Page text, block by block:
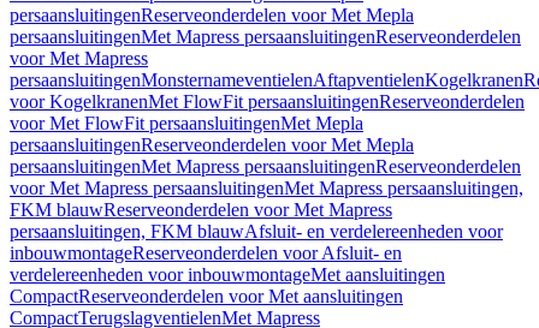
persaansluitingenReserveonderdelen voor Met Mepla
persaansluitingenMet Mapress persaansluitingenReserveonderdelen
voor Met Mapress
persaansluitingenMonsternameventielenAftapventielenKogelkranen
voor KogelkranenMet FlowFit persaansluitingenReserveonderdelen
voor Met FlowFit persaansluitingenMet Mepla
persaansluitingenReserveonderdelen voor Met Mepla
persaansluitingenMet Mapress persaansluitingenReserveonderdelen
voor Met Mapress persaansluitingenMet Mapress persaansluitingen,
FKM blauwReserveonderdelen voor Met Mapress
persaansluitingen, FKM blauwAfsluit- en verdelereenheden voor
inbouwmontageReserveonderdelen voor Afsluit- en
verdelereenheden voor inbouwmontageMet aansluitingen
CompactReserveonderdelen voor Met aansluitingen
CompactTerugslagventielenMet Mapress